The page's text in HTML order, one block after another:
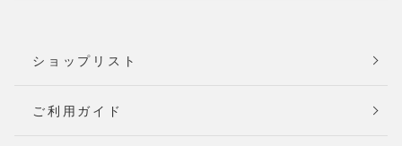
ショップリスト
ご利用ガイド